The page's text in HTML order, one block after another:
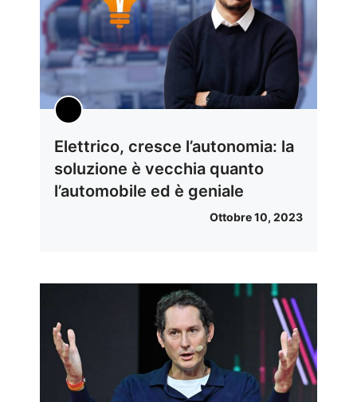
Elettrico, cresce l’autonomia: la
soluzione è vecchia quanto
l’automobile ed è geniale
Ottobre 10, 2023